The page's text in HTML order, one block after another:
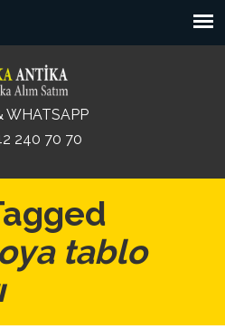
WHATSAPP
240 70 70
tablo